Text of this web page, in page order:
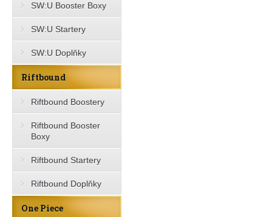
SW:U Booster Boxy
SW:U Startery
SW:U Doplňky
Riftbound
Riftbound Boostery
Riftbound Booster
Boxy
Riftbound Startery
Riftbound Doplňky
One Piece